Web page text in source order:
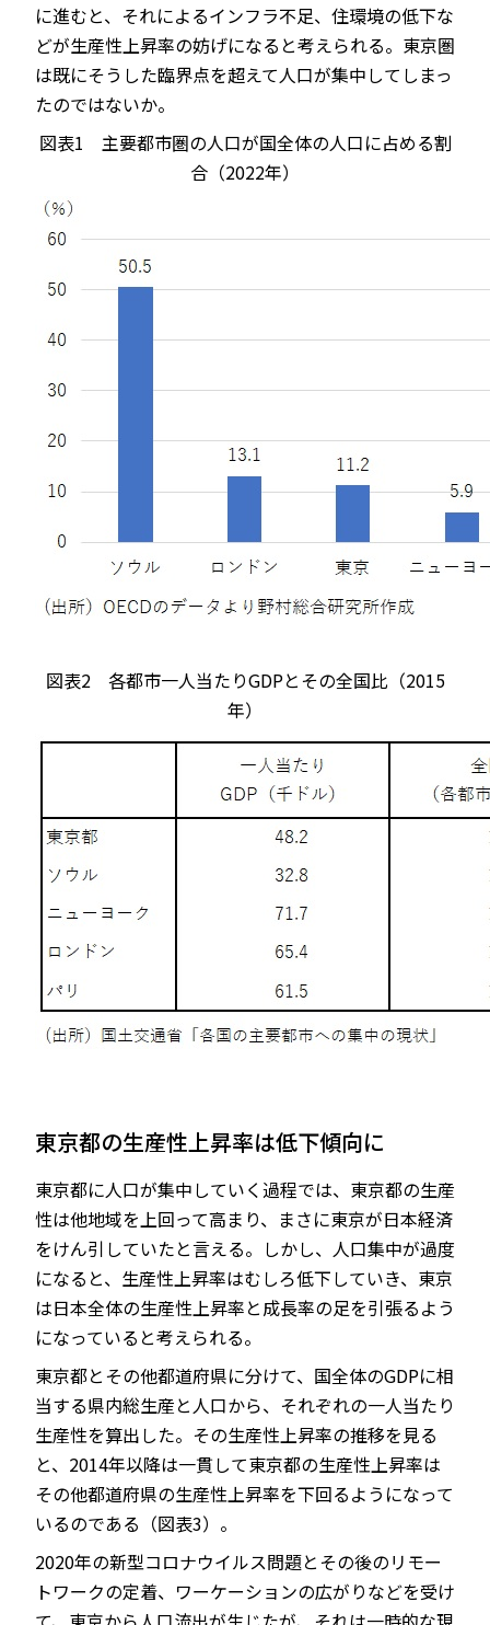
に進むと、それによるインフラ不足、住環境の低下な
どが生産性上昇率の妨げになると考えられる。東京圏
は既にそうした臨界点を超えて人口が集中してしまっ
たのではないか。
図表1 主要都市圏の人口が国全体の人口に占める割
合（2022年）
図表2 各都市一人当たりGDPとその全国比（2015
年）
東京都の生産性上昇率は低下傾向に
東京都に人口が集中していく過程では、東京都の生産
性は他地域を上回って高まり、まさに東京が日本経済
をけん引していたと言える。しかし、人口集中が過度
になると、生産性上昇率はむしろ低下していき、東京
は日本全体の生産性上昇率と成長率の足を引張るよう
になっていると考えられる。
東京都とその他都道府県に分けて、国全体のGDPに相
当する県内総生産と人口から、それぞれの一人当たり
生産性を算出した。その生産性上昇率の推移を見る
と、2014年以降は一貫して東京都の生産性上昇率は
その他都道府県の生産性上昇率を下回るようになって
いるのである（図表3）。
2020年の新型コロナウイルス問題とその後のリモー
トワークの定着、ワーケーションの広がりなどを受け